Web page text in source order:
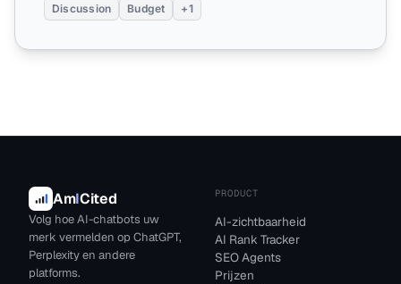
Discussion Budget +1
AmICited
Volg hoe AI-chatbots uw
merk vermelden op ChatGPT,
Perplexity en andere
platforms.
PRODUCT
AI-zichtbaarheid
AI Rank Tracker
SEO Agents
Prijzen